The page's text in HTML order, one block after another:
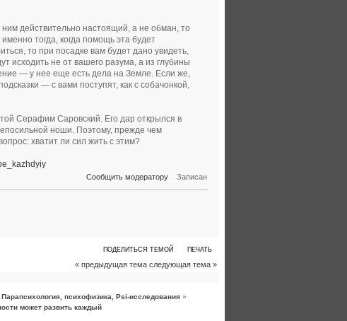
действительно настоящий, а не обман, то
тогда, когда помощь эта будет
то при посадке вам будет дано увидеть,
исходить не от вашего разума, а из глубины
— у нее еще есть дела на Земле. Если же,
— с вами поступят, как с собачонкой,
Серафим Саровский. Его дар открылся в
ноши. Поэтому, прежде чем
хватит ли сил жить с этим?
Сообщить модератору Записан
ПОДЕЛИТЬСЯ ТЕМОЙ ПЕЧАТЬ
« предыдущая тема следующая тема »
Парапсихология, психофизика, Psi-исследования »
может развить каждый